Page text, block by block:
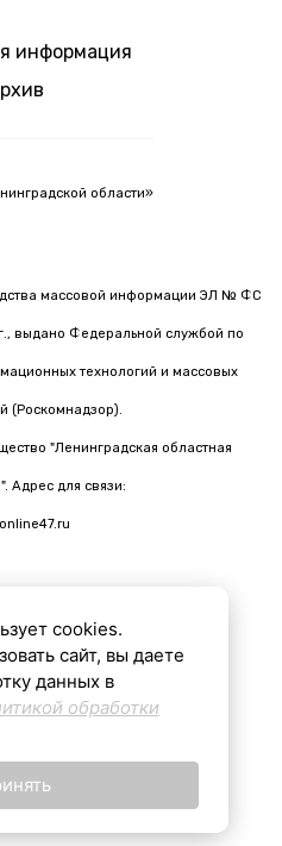
информация
области»
массовой информации ЭЛ № ФС
выдано Федеральной службой по
технологий и массовых
(Роскомнадзор).
"Ленинградская областная
Адрес для связи:
с помощью ИИ
cookies.
сайт, вы даете
данных в
обработки